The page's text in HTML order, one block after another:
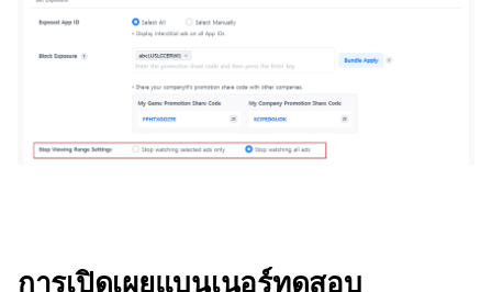
การเปิดเผยแบนเนอร์ทดสอบ